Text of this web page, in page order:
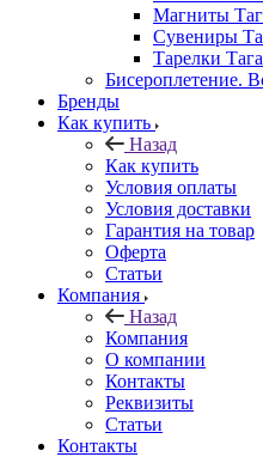
Магниты
Сувениры
Тарелки
Бисероплетение.
Бренды
Как купить
Назад
Как купить
Условия оплаты
Условия доставки
Гарантия на товар
Оферта
Статьи
Компания
Назад
Компания
О компании
Контакты
Реквизиты
Статьи
Контакты